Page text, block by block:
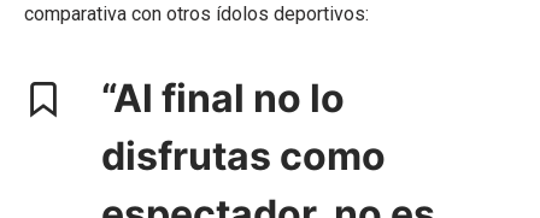
comparativa con otros ídolos deportivos:
“Al final no lo
disfrutas como